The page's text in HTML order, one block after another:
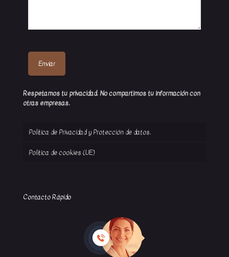
Respetamos tu privacidad. No compartimos tu información con
otras empresas.
Política de Privacidad y Protección de datos.
Política de cookies (UE)
Contacto Rápido